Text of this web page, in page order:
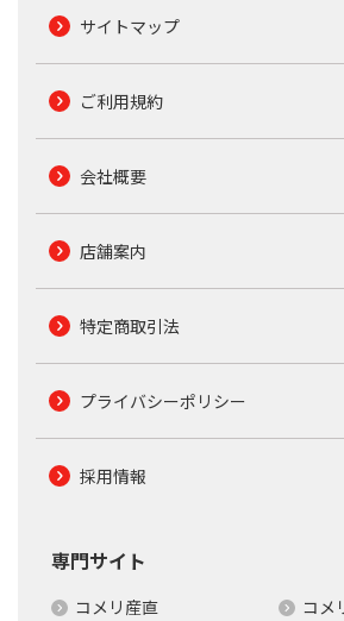
サイトマップ
ご利用規約
会社概要
店舗案内
特定商取引法
プライバシーポリシー
採用情報
専門サイト
コメリ産直
コメ